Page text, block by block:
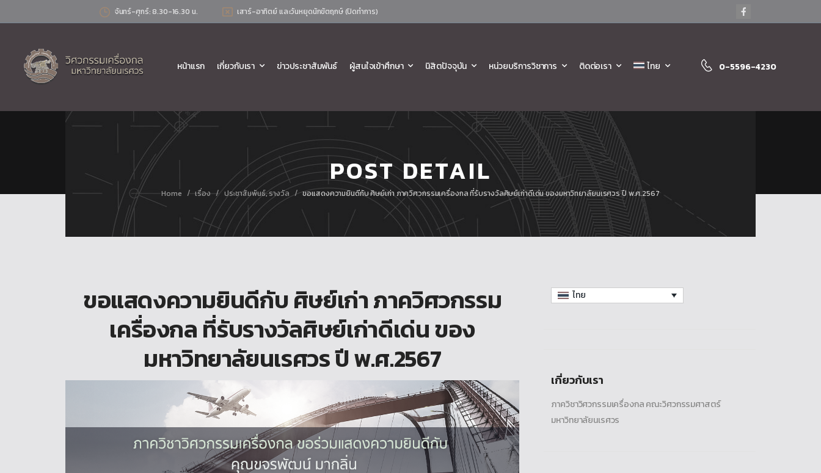
จันทร์-ศุกร์: 8.30-16.30 น. เสาร์-อาทิตย์ และวันหยุดนักขัตฤกษ์ (ปิดทำการ)
หน้าแรก เกี่ยวกับเรา ข่าวประชาสัมพันธ์ ผู้สนใจเข้าศึกษา นิสิตปัจจุบัน หน่วยบริการวิชาการ ติดต่อเรา ไทย 0-5596-4230
POST DETAIL
Home / เรื่อง / ประชาสัมพันธ์,รางวัล / ขอแสดงความยินดีกับ ศิษย์เก่า ภาควิศวกรรมเครื่องกล ที่รับรางวัลศิษย์เก่าดีเด่น ของมหาวิทยาลัยนเรศวร ปี พ.ศ.2567
ไทย
เกี่ยวกับเรา
ภาควิชาวิศวกรรมเครื่องกล คณะวิศวกรรมศาสตร์
มหาวิทยาลัยนเรศวร
ขอแสดงความยินดีกับ ศิษย์เก่า ภาควิศวกรรม
เครื่องกล ที่รับรางวัลศิษย์เก่าดีเด่น ของ
มหาวิทยาลัยนเรศวร ปี พ.ศ.2567